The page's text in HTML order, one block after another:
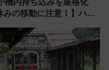
みの移動に注意！】ハン
回り品」新サイズ制限
おさらい